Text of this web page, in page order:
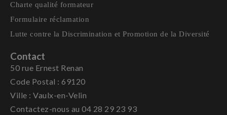
Charte qualité formateur
Formulaire réclamation
Lutte contre la Discrimination et Promotion de la Diversité
Contact
50 rue Ernest Renan
Code Postal : 69120
Ville : Vaulx-en-Velin
Contactez-nous au 04 28 29 23 93